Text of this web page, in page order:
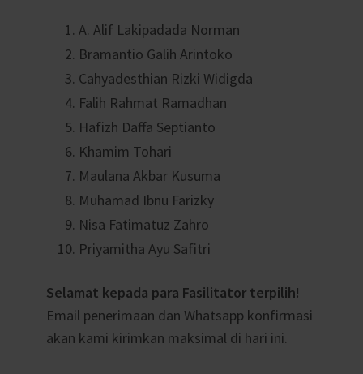
A. Alif Lakipadada Norman
Bramantio Galih Arintoko
Cahyadesthian Rizki Widigda
Falih Rahmat Ramadhan
Hafizh Daffa Septianto
Khamim Tohari
Maulana Akbar Kusuma
Muhamad Ibnu Farizky
Nisa Fatimatuz Zahro
Priyamitha Ayu Safitri
Selamat kepada para Fasilitator terpilih!
Email penerimaan dan Whatsapp konfirmasi
akan kami kirimkan maksimal di hari ini.